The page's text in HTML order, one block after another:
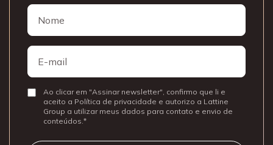
Nome
E-
mail
ConsentirAo clicar em "Assinar newsletter", confirmo que li e
aceito a Política de privacidade e autorizo a Lattine
Group a utilizar meus dados para contato e envio de
conteúdos.